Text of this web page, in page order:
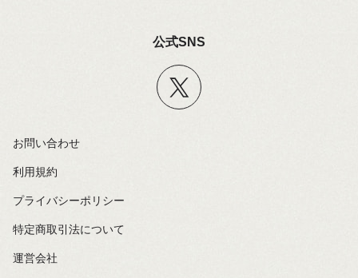
公式SNS
お問い合わせ
利用規約
プライバシーポリシー
特定商取引法について
運営会社